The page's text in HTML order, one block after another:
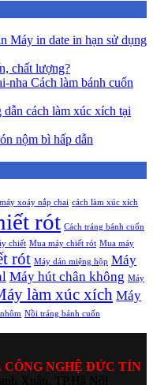
Máy in date in hạn sử dụng
chất lượng?
Cách làm bánh cuốn
dẫn cách làm xúc xích tại
nộm bì hấp dẫn
xoáy nắp chai cách làm xúc xích
rót Cách tráng bánh cuốn
chiết Mua máy chiết rót Mua máy
rót Máy dán miệng hộp Máy
Máy hút chân không Máy
làm xúc xích Máy
Nồi tráng bánh cuốn
NGHỆ ĐỨC TÍN